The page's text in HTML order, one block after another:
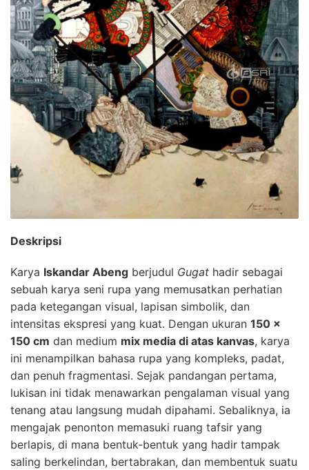
Deskripsi
Karya Iskandar Abeng berjudul Gugat hadir sebagai
sebuah karya seni rupa yang memusatkan perhatian
pada ketegangan visual, lapisan simbolik, dan
intensitas ekspresi yang kuat. Dengan ukuran 150 x
150 cm dan medium mix media di atas kanvas, karya
ini menampilkan bahasa rupa yang kompleks, padat,
dan penuh fragmentasi. Sejak pandangan pertama,
lukisan ini tidak menawarkan pengalaman visual yang
tenang atau langsung mudah dipahami. Sebaliknya, ia
mengajak penonton memasuki ruang tafsir yang
berlapis, di mana bentuk-bentuk yang hadir tampak
saling berkelindan, bertabrakan, dan membentuk suatu